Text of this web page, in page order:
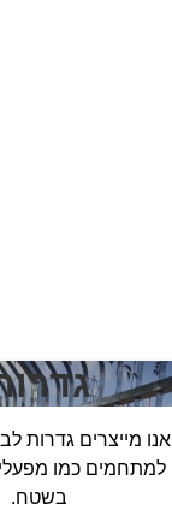
אנו מייצרים גדרות
למתחמים כמו
בשטח.